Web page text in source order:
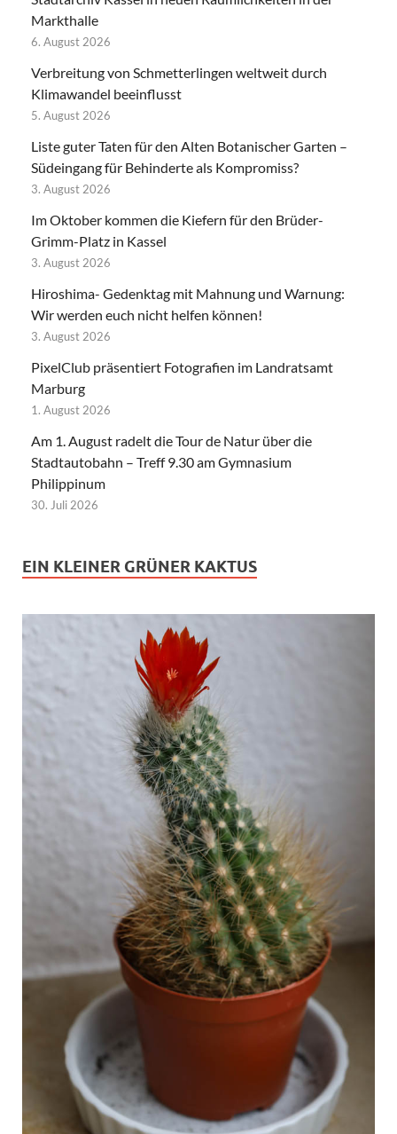
Markthalle
6. August 2026
Verbreitung von Schmetterlingen weltweit durch
Klimawandel beeinflusst
5. August 2026
Liste guter Taten für den Alten Botanischer Garten –
Südeingang für Behinderte als Kompromiss?
3. August 2026
Im Oktober kommen die Kiefern für den Brüder-
Grimm-Platz in Kassel
3. August 2026
Hiroshima- Gedenktag mit Mahnung und Warnung:
Wir werden euch nicht helfen können!
3. August 2026
PixelClub präsentiert Fotografien im Landratsamt
Marburg
1. August 2026
Am 1. August radelt die Tour de Natur über die
Stadtautobahn – Treff 9.30 am Gymnasium
Philippinum
30. Juli 2026
EIN KLEINER GRÜNER KAKTUS